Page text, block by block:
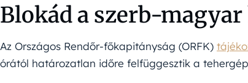
Blokád a szerb-
Az Országos Rendőr-főkapitányság (ORFK)
órától határozatlan időre felfüggesztik a